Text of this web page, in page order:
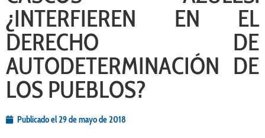
¿INTERFIEREN EN EL
DERECHO DE
AUTODETERMINACIÓN DE
LOS PUEBLOS?
Publicado el29 de mayo de 2018